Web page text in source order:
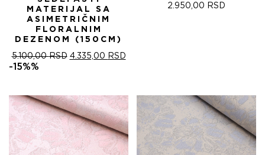
MATERIJAL SA
ASIMETRIČNIM
FLORALNIM
DEZENOM (150CM)
5.100,00RSD ОРИГИНАЛНА
5.100,00 RSD.
4.335,00 RSDТРЕНУТНА
-15%%
2.950,00 RSD